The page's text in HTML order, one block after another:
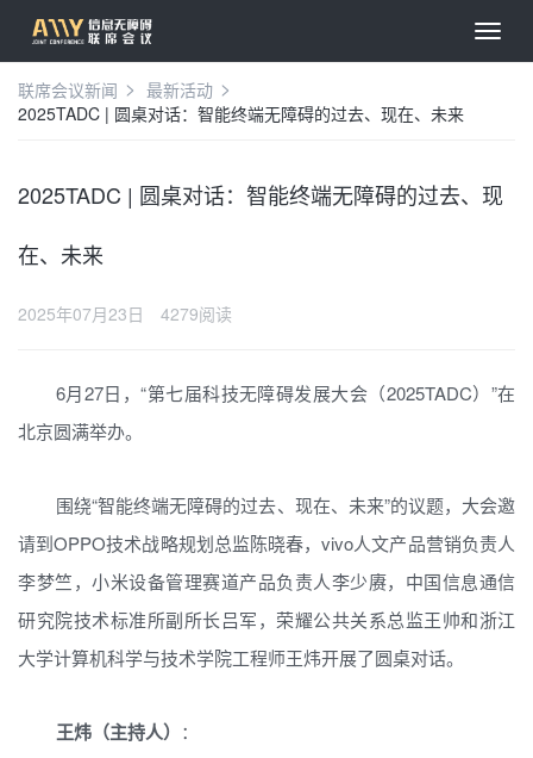
联席会议新闻
最新活动
2025TADC | 圆桌对话：智能终端无障碍的过去、现在、未来
2025TADC | 圆桌对话：智能终端无障碍的过去、现
在、未来
2025年07月23日 4279阅读
6月27日，“第七届科技无障碍发展大会（2025TADC）”在
北京圆满举办。
围绕“智能终端无障碍的过去、现在、未来”的议题，大会邀
请到OPPO技术战略规划总监陈晓春，vivo人文产品营销负责人
李梦竺，小米设备管理赛道产品负责人李少赓，中国信息通信
研究院技术标准所副所长吕军，荣耀公共关系总监王帅和浙江
大学计算机科学与技术学院工程师王炜开展了圆桌对话。
王炜（主持人） ：